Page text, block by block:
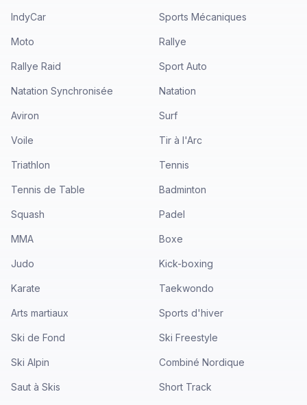
IndyCar Sports Mécaniques
Moto Rallye
Rallye Raid Sport Auto
Natation Synchronisée Natation
Aviron Surf
Voile Tir à l'Arc
Triathlon Tennis
Tennis de Table Badminton
Squash Padel
MMA Boxe
Judo Kick-boxing
Karate Taekwondo
Arts martiaux Sports d'hiver
Ski de Fond Ski Freestyle
Ski Alpin Combiné Nordique
Saut à Skis Short Track